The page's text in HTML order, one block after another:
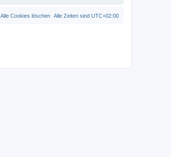
Alle Zeiten sind UTC+02:00
Alle Cookies löschen